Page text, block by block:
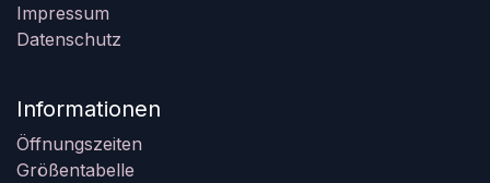
Impressum
Datenschutz
Informationen
Öffnungszeiten
Größentabelle